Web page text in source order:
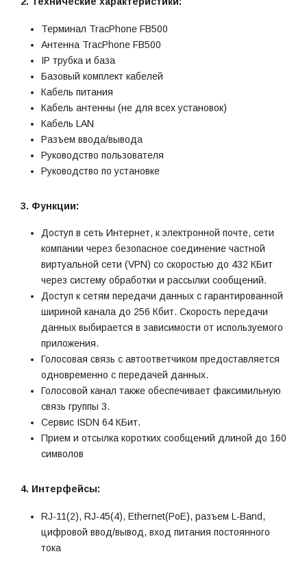
Терминал TracPhone FB500
Антенна TracPhone FB500
IP трубка и база
Базовый комплект кабелей
Кабель питания
Кабель антенны (не для всех установок)
Кабель LAN
Разъем ввода/вывода
Руководство пользователя
Руководство по установке
3. Функции:
Доступ в сеть Интернет, к электронной почте, сети
компании через безопасное соединение частной
виртуальной сети (VPN) со скоростью до 432 КБит
через систему обработки и рассылки сообщений.
Доступ к сетям передачи данных с гарантированной
шириной канала до 256 Кбит. Скорость передачи
данных выбирается в зависимости от используемого
приложения.
Голосовая связь с автоответчиком предоставляется
одновременно с передачей данных.
Голосовой канал также обеспечивает факсимильную
связь группы 3.
Сервис ISDN 64 КБит.
Прием и отсылка коротких сообщений длиной до 160
символов
4. Интерфейсы:
RJ-11(2), RJ-45(4), Ethernet(PoE), разъем L-Band,
цифровой ввод/вывод, вход питания постоянного
тока